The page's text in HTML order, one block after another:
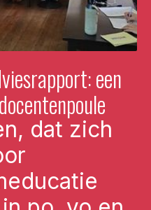
een
dat zich